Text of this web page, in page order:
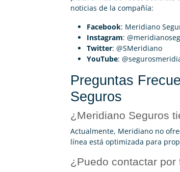
noticias de la compañía:
Facebook: Meridiano
Instagram:
Twitter: @SMeridiano
YouTube:
Preguntas
Seguros
¿Meridiano Seguros
Actualmente, Meridiano no
línea está optimizada para
¿Puedo contactar